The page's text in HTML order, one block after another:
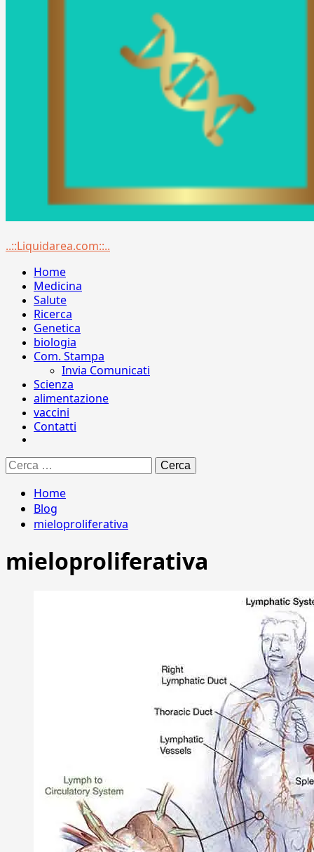
Menu
..::Liquidarea.com::..
Home
Medicina
Salute
Ricerca
Genetica
biologia
Com. Stampa
Invia Comunicati
Scienza
alimentazione
vaccini
Contatti
Ricerca
per:
Home
Blog
mieloproliferativa
mieloproliferativa